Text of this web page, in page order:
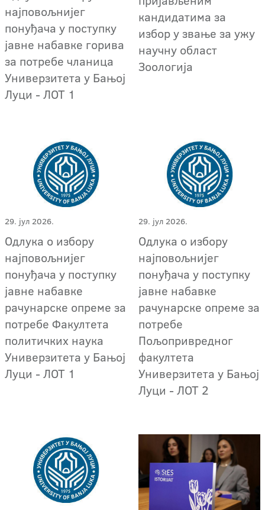
најповољнијег
понуђача у поступку
јавне набавке горива
за потребе чланица
Универзитета у Бањој
Луци - ЛОТ 1
кандидатима за
избор у звање за ужу
научну област
Зоологија
29. јул 2026.
Oдлука о избору
најповољнијег
понуђача у поступку
јавне набавке
рачунарске опреме за
потребе Факултета
политичких наука
Универзитета у Бањој
Луци - ЛОТ 1
29. јул 2026.
Oдлука о избору
најповољнијег
понуђача у поступку
јавне набавке
рачунарске опреме за
потребе
Пољопривредног
факултета
Универзитета у Бањој
Луци - ЛОТ 2